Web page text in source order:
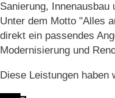
Sanierung, Innenausbau
Unter dem Motto "Alles
direkt ein passendes
Modernisierung und
Diese Leistungen haben